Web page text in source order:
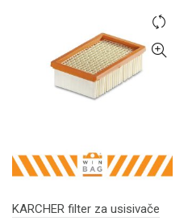
KARCHER filter za usisivače